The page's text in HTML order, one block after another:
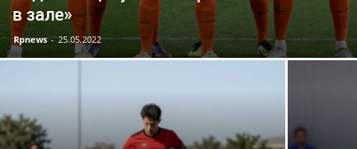
в зале»
Rpnews - 25.05.2022